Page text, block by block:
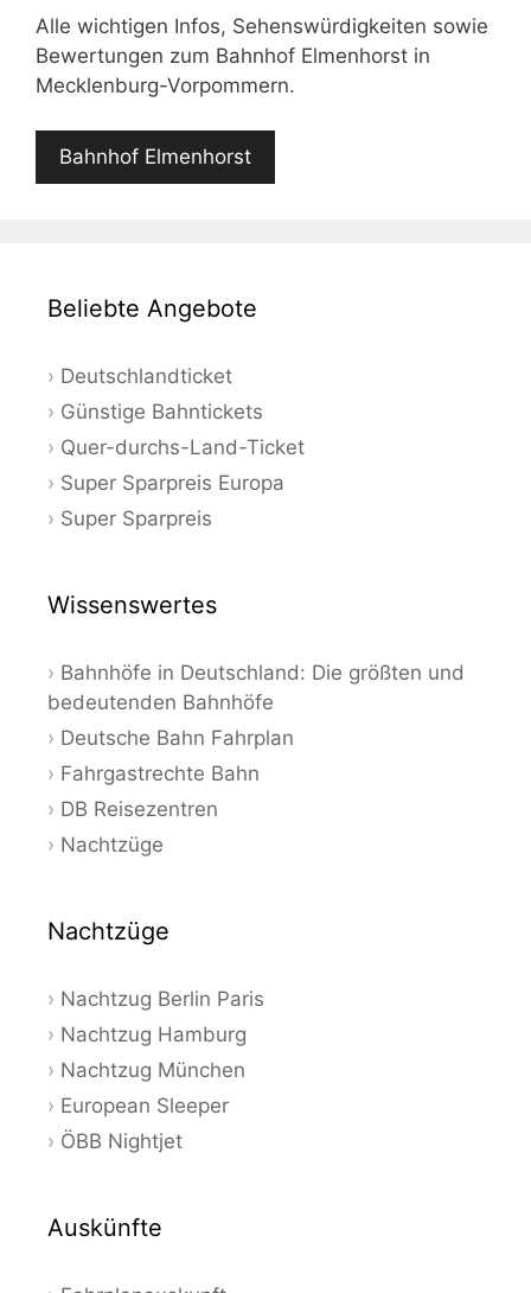
Alle wichtigen Infos, Sehenswürdigkeiten sowie
Bewertungen zum Bahnhof Elmenhorst in
Mecklenburg-Vorpommern.
Bahnhof Elmenhorst
Beliebte Angebote
Deutschlandticket
Günstige Bahntickets
Quer-durchs-Land-Ticket
Super Sparpreis Europa
Super Sparpreis
Wissenswertes
Bahnhöfe in Deutschland: Die größten und
bedeutenden Bahnhöfe
Deutsche Bahn Fahrplan
Fahrgastrechte Bahn
DB Reisezentren
Nachtzüge
Nachtzüge
Nachtzug Berlin Paris
Nachtzug Hamburg
Nachtzug München
European Sleeper
ÖBB Nightjet
Auskünfte